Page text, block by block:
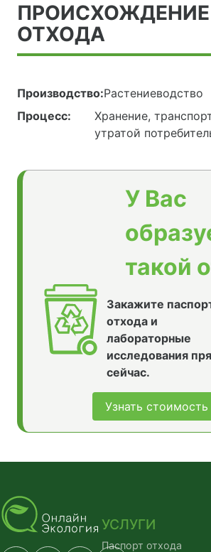
ПРОИСХОЖДЕНИЕ
ОТХОДА
Производство:Растениеводство
Процесс:
Хранение,
утратой
У Вас
такой
Закажите
отхода и
лабораторные
исследования
сейчас.
Узнать стоимость
УСЛУГИ
Паспорт отхода